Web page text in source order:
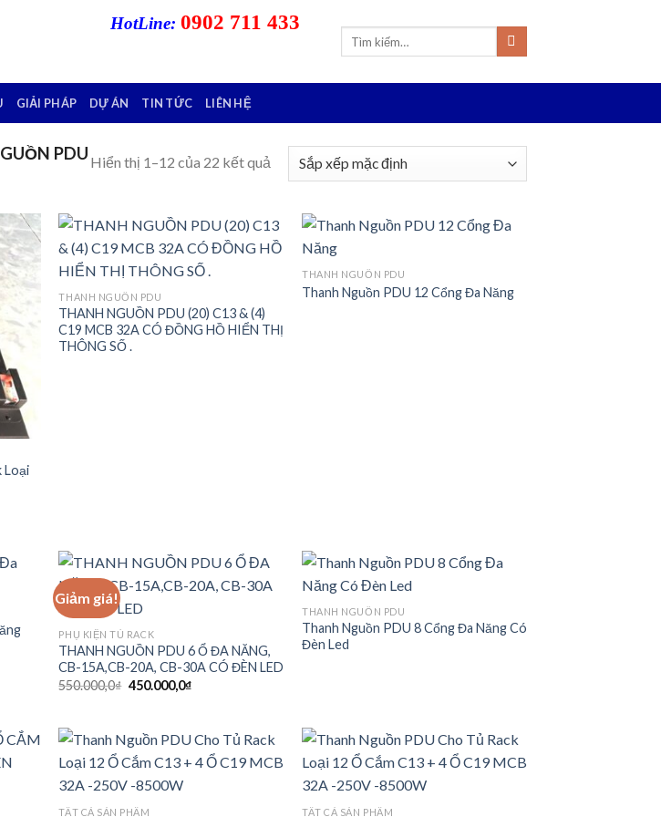
HotLine: 0902 711 433
GIẢI PHÁP DỰ ÁN TIN TỨC LIÊN HỆ
PDU Hiển thị 1–12 của 22 kết quả
to
Loại
wishlist
THANH NGUỒN PDU
THANH NGUỒN PDU (20) C13 & (4)
C19 MCB 32A CÓ ĐỒNG HỒ HIỂN THỊ
THÔNG SỐ .
Add to
THANH NGUỒN PDU
Thanh Nguồn PDU 12 Cổng Đa Năng
to
Giảm giá!
wishlist
PHỤ KIỆN TỦ RACK
THANH NGUỒN PDU 6 Ổ ĐA NĂNG,
CB-15A,CB-20A, CB-30A CÓ ĐÈN LED
550.000,0₫ Giá
450.000,0₫Giá
450.000,0₫.
Add to
THANH NGUỒN PDU
Thanh Nguồn PDU 8 Cổng Đa Năng Có
Đèn Led
TẤT CẢ SẢN PHẨM TẤT CẢ SẢN PHẨM